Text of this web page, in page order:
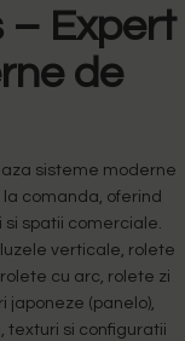
– Expert
de
sisteme moderne
comanda, oferind
si spatii comerciale.
verticale, rolete
cu arc, rolete zi
japoneze (panelo),
texturi si configuratii